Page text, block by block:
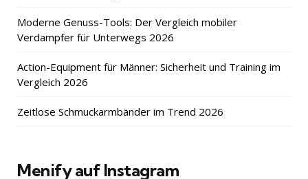
Moderne Genuss-Tools: Der Vergleich mobiler
Verdampfer für Unterwegs 2026
Action-Equipment für Männer: Sicherheit und Training im
Vergleich 2026
Zeitlose Schmuckarmbänder im Trend 2026
Menify auf Instagram